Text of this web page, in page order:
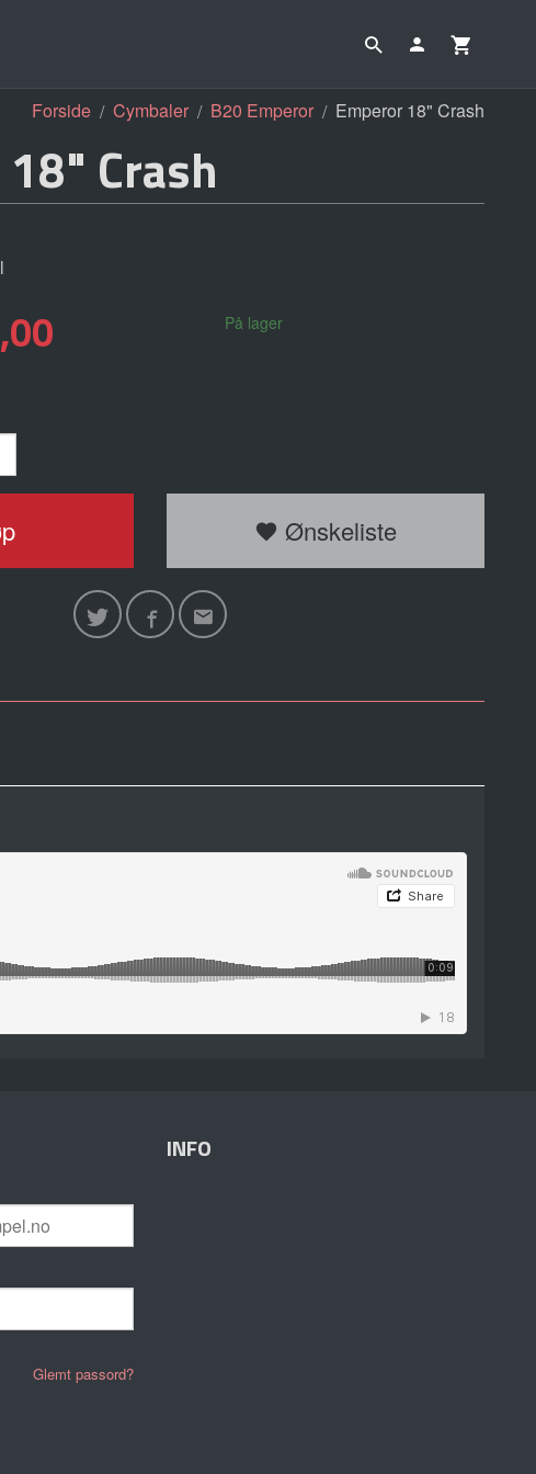
Forside Cymbaler B20 Emperor Emperor 18" Crash
Crash
På lager
Ønskeliste
Glemt passord?
INFO